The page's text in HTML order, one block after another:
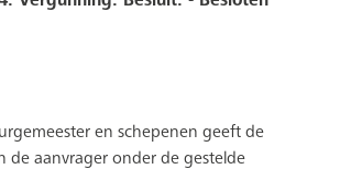
en schepenen geeft de
de aanvrager onder de gestelde